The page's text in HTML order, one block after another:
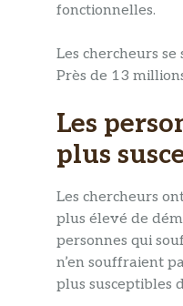
fonctionnelles.
Les chercheurs
Près de 13
Les
plus
Les chercheurs
plus élevé de
personnes qui
n’en souffraient
plus susceptibles